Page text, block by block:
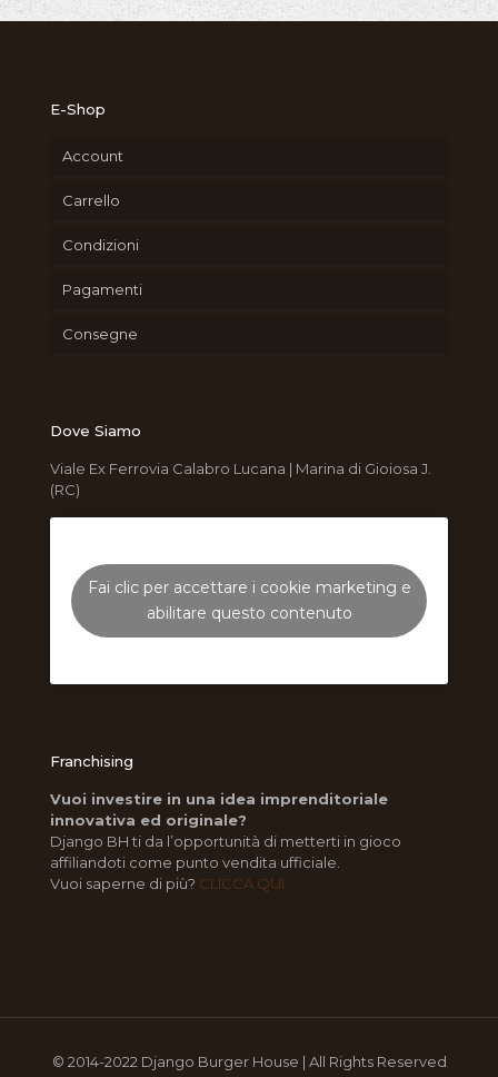
E-Shop
Account
Carrello
Condizioni
Pagamenti
Consegne
Dove Siamo
Viale Ex Ferrovia Calabro Lucana | Marina di Gioiosa J.
(RC)
Fai clic per accettare i cookie marketing e
abilitare questo contenuto
Franchising
Vuoi investire in una idea imprenditoriale
innovativa ed originale?
Django BH ti da l’opportunità di metterti in gioco
affiliandoti come punto vendita ufficiale.
Vuoi saperne di più? CLICCA QUI
© 2014-2022 Django Burger House | All Rights Reserved